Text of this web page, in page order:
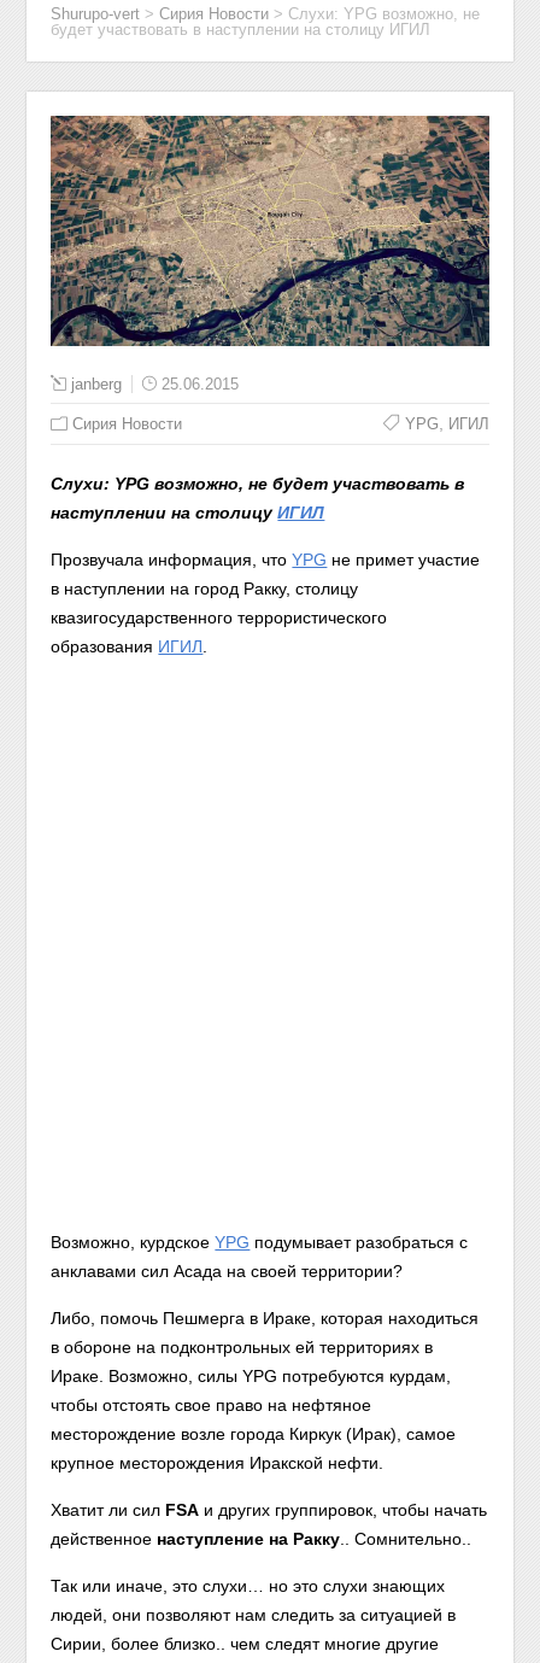
Shurupo-vert >Сирия Новости > Слухи: YPG возможно, не
будет участвовать в наступлении на столицу ИГИЛ
janberg 25.06.2015
Сирия Новости YPG ИГИЛ
Слухи: YPG возможно, не будет участвовать в
наступлении на столицуИГИЛ
Прозвучала информация, чтоYPG не примет участие
в наступлении на город Ракку, столицу
квазигосударственного террористического
образования ИГИЛ
Возможно, курдскоеYPG подумывает разобраться с
анклавами сил Асада на своей территории?
Либо, помочь Пешмерга в Ираке, которая находиться
в обороне на подконтрольных ей территориях в
Ираке. Возможно, силы YPG потребуются курдам,
чтобы отстоять свое право на нефтяное
месторождение возле города Киркук (Ирак), самое
крупное месторождения Иракской нефти.
Хватит ли сил FSA и других группировок, чтобы начать
действенное наступление на Ракку .. Сомнительно..
Так или иначе, это слухи… но это слухи знающих
людей, они позволяют нам следить за ситуацией в
Сирии, более близко.. чем следят многие другие